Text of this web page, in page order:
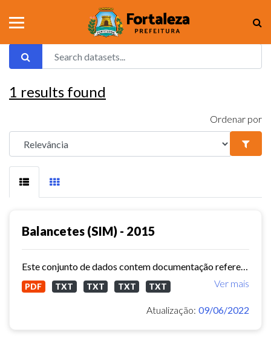
1 results found
Ordenar por
Balancetes (SIM) - 2015
Ver mais
PDF TXT TXT TXT TXT
Atualização: 09/06/2022